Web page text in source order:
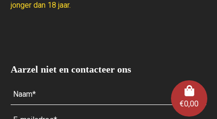
€0,00
jonger dan 18 jaar.
Aarzel niet en contacteer ons